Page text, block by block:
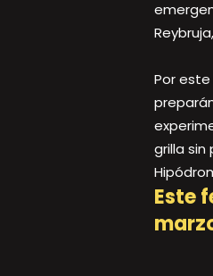
Por
grilla sin
Este